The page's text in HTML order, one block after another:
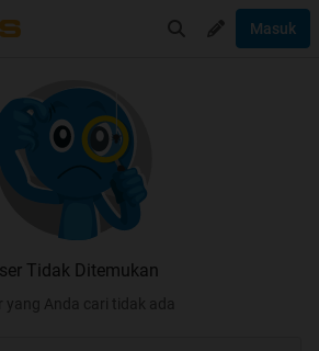
Masuk
Tidak Ditemukan
yang Anda cari tidak ada